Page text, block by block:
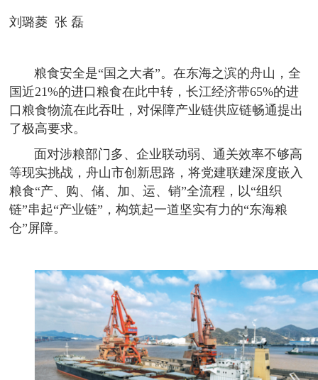
刘璐菱 张 磊
粮食安全是“国之大者”。在东海之滨的舟山，全
国近21%的进口粮食在此中转，长江经济带65%的进
口粮食物流在此吞吐，对保障产业链供应链畅通提出
了极高要求。
面对涉粮部门多、企业联动弱、通关效率不够高
等现实挑战，舟山市创新思路，将党建联建深度嵌入
粮食“产、购、储、加、运、销”全流程，以“组织
链”串起“产业链”，构筑起一道坚实有力的“东海粮
仓”屏障。